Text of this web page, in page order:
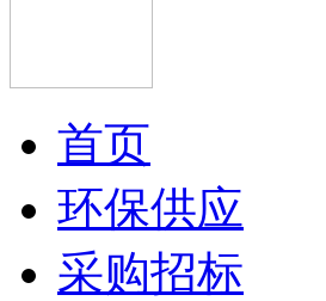
首页
环保供应
采购招标